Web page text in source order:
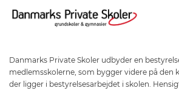
Danmarks Private Skoler udbyder en
medlemsskolerne, som bygger videre på den
der ligger i bestyrelsesarbejdet i skolen.